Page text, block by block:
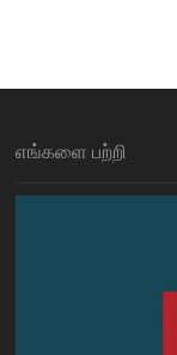
எங்களை பற்றி